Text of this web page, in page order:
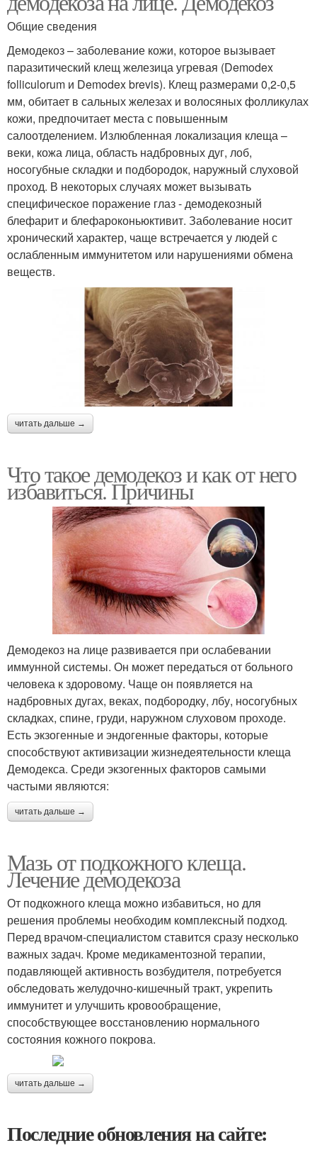
Общие сведения
Демодекоз – заболевание кожи, которое вызывает
паразитический клещ железица угревая (Demodex
folliculorum и Demodex brevis). Клещ размерами 0,2-0,5
мм, обитает в сальных железах и волосяных фолликулах
кожи, предпочитает места с повышенным
салоотделением. Излюбленная локализация клеща –
веки, кожа лица, область надбровных дуг, лоб,
носогубные складки и подбородок, наружный слуховой
проход. В некоторых случаях может вызывать
специфическое поражение глаз - демодекозный
блефарит и блефароконьюктивит. Заболевание носит
хронический характер, чаще встречается у людей с
ослабленным иммунитетом или нарушениями обмена
веществ.
читать дальше →
Что такое демодекоз и как от него
избавиться. Причины
Демодекоз на лице развивается при ослабевании
иммунной системы. Он может передаться от больного
человека к здоровому. Чаще он появляется на
надбровных дугах, веках, подбородку, лбу, носогубных
складках, спине, груди, наружном слуховом проходе.
Есть экзогенные и эндогенные факторы, которые
способствуют активизации жизнедеятельности клеща
Демодекса. Среди экзогенных факторов самыми
частыми являются:
читать дальше →
Мазь от подкожного клеща.
Лечение демодекоза
От подкожного клеща можно избавиться, но для
решения проблемы необходим комплексный подход.
Перед врачом-специалистом ставится сразу несколько
важных задач. Кроме медикаментозной терапии,
подавляющей активность возбудителя, потребуется
обследовать желудочно-кишечный тракт, укрепить
иммунитет и улучшить кровообращение,
способствующее восстановлению нормального
состояния кожного покрова.
читать дальше →
Последние обновления на сайте: